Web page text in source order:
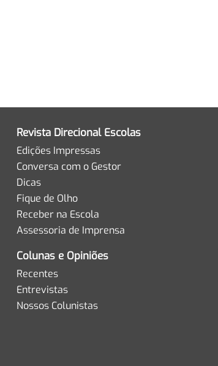
Revista Direcional Escolas
Edições Impressas
Conversa com o Gestor
Dicas
Fique de Olho
Receber na Escola
Assessoria de Imprensa
Colunas e Opiniões
Recentes
Entrevistas
Nossos Colunistas